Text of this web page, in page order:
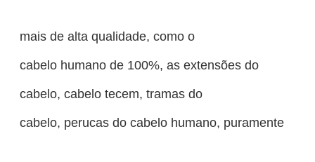
mais de alta qualidade, como o
cabelo humano de 100%, as extensões do
cabelo, cabelo tecem, tramas do
cabelo, perucas do cabelo humano, puramente